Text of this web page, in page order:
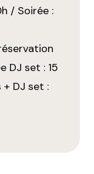
/ Soirée :
DJ set : 15
DJ set :